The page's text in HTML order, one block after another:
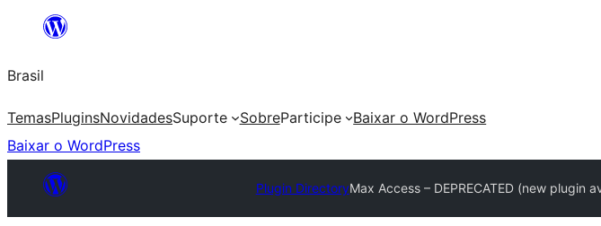
o
conteúdo
Brasil
TemasPluginsNovidadesSuporte SobreParticipe
Baixar o WordPress
Baixar o WordPress
Plugin DirectoryMax Access – DEPRECATED (new plugin